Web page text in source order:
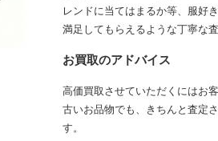
レンドに当てはまるか等、服好
満足してもらえるような丁寧な
お買取のアドバイス
高価買取させていただくにはお
古いお品物でも、きちんと査定
す。